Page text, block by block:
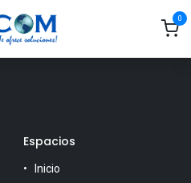
0
Espacios
Inicio